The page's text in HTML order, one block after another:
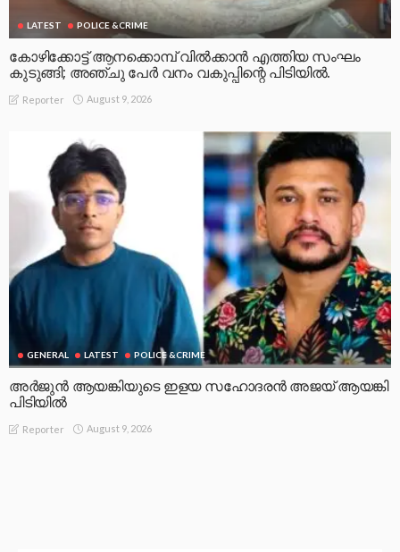
LATEST POLICE &CRIME
കോഴിക്കോട്ട് ആനക്കൊമ്പ് വിൽക്കാൻ എത്തിയ സംഘം
കുടുങ്ങി; അഞ്ചു പേർ വനം വകുപ്പിന്റെ പിടിയിൽ.
Reporter August 9, 2026
GENERAL LATEST POLICE &CRIME
അർജുൻ ആയങ്കിയുടെ ഇളയ സഹോദരൻ അജയ് ആയങ്കി
പിടിയിൽ
Reporter August 9, 2026